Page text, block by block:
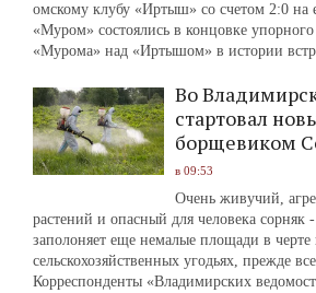
омскому клубу «Иртыш» со счетом 2:0 на
«Муром» состоялись в концовке
«Мурома» над «Иртышом» в истории
Во
стартовал
борщевиком
в 09:53
Очень живучий,
растений и опасный для человека сорняк
заполоняет еще немалые площади в
сельскохозяйственных угодьях, прежде
Корреспонденты «Владимирских